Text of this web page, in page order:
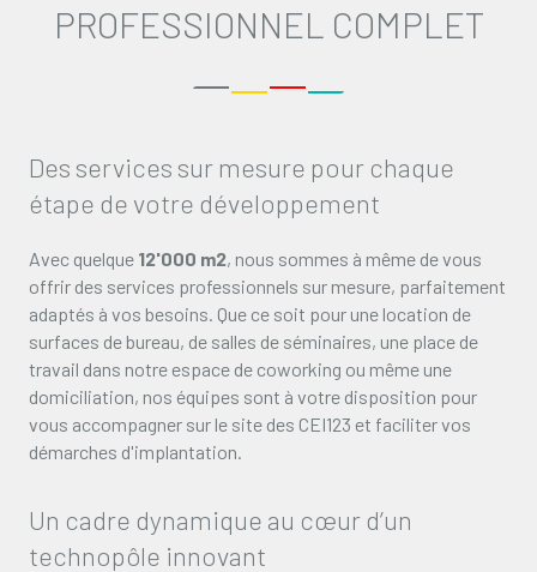
PROFESSIONNEL COMPLET
Des services sur mesure pour chaque
étape de votre développement
Avec quelque 12'000 m2, nous sommes à même de vous
offrir des services professionnels sur mesure, parfaitement
adaptés à vos besoins. Que ce soit pour une location de
surfaces de bureau, de salles de séminaires, une place de
travail dans notre espace de coworking ou même une
domiciliation, nos équipes sont à votre disposition pour
vous accompagner sur le site des CEI123 et faciliter vos
démarches d'implantation.
Un cadre dynamique au cœur d’un
technopôle innovant